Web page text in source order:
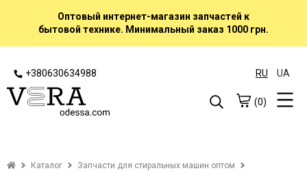
Оптовый интернет-магазин запчастей к
бытовой технике. Минимальный заказ 1000 грн.
+380630634988 RU UA
(0)
Каталог
Запчасти для стиральных машин оптом